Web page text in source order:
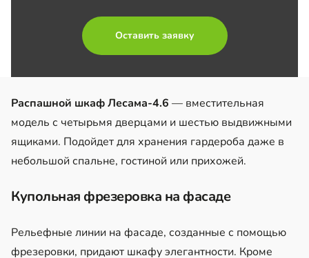
Оставить заявку
Распашной шкаф Лесама-4.6 — вместительная
модель с четырьмя дверцами и шестью выдвижными
ящиками. Подойдет для хранения гардероба даже в
небольшой спальне, гостиной или прихожей.
Купольная фрезеровка на фасаде
Рельефные линии на фасаде, созданные с помощью
фрезеровки, придают шкафу элегантности. Кроме